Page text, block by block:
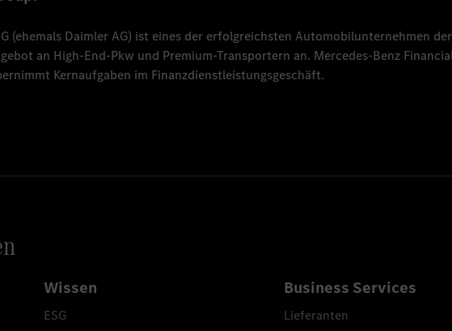
(ehemals Daimler AG) ist eines der erfolgreichsten Automobilunternehmen
an High-End-Pkw und Premium-Transportern an. Mercedes-Benz
Kernaufgaben im Finanzdienstleistungsgeschäft.
Wissen
ESG
Business Services
Lieferanten